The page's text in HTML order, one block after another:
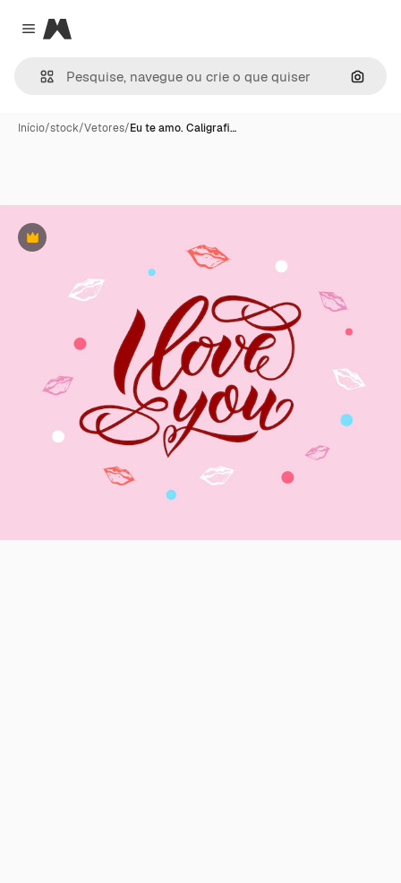
Close menu
Magnific
Início/stock/Vetores/Eu te amo. Caligrafi…
Premium